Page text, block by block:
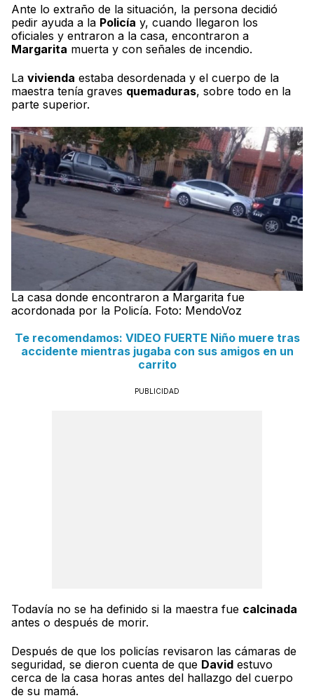
Ante lo extraño de la situación, la persona decidió
pedir ayuda a la Policía y, cuando llegaron los
oficiales y entraron a la casa, encontraron a
Margarita muerta y con señales de incendio.
La vivienda estaba desordenada y el cuerpo de la
maestra tenía graves quemaduras, sobre todo en la
parte superior.
La casa donde encontraron a Margarita fue
acordonada por la Policía. Foto: MendoVoz
Te recomendamos: VIDEO FUERTE Niño muere tras
accidente mientras jugaba con sus amigos en un
carrito
PUBLICIDAD
Todavía no se ha definido si la maestra fue calcinada
antes o después de morir.
Después de que los policías revisaron las cámaras de
seguridad, se dieron cuenta de que David estuvo
cerca de la casa horas antes del hallazgo del cuerpo
de su mamá.